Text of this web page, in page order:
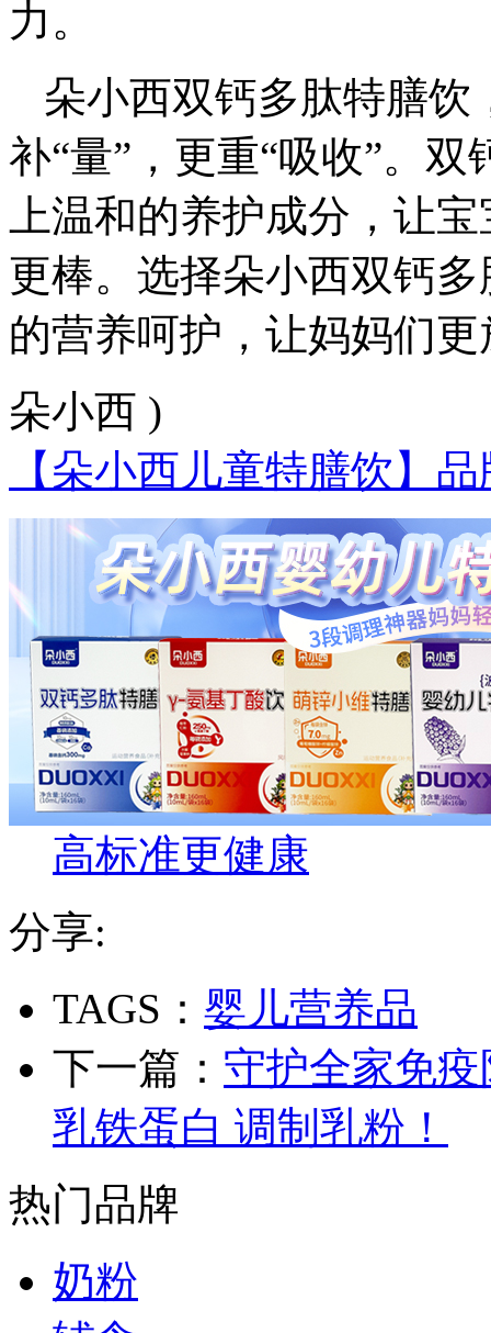
力。
朵小西双钙多肽特膳
补“量”，更重“吸收”。
上温和的养护成分，让
更棒。选择朵小西双钙
的营养呵护，让妈妈们更
朵小西 )
【朵小西儿童特膳饮】
高标准更健康
分享:
TAGS： 婴儿营养品
下一篇： 守护全家免
乳铁蛋白 调制乳粉！
热门品牌
奶粉